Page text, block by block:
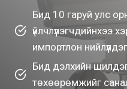
Бид 10 гаруй улс
үйлчлүүлэгчдийнхээ
импортлон нийлүүлдэг.
Бид дэлхийн
төхөөрөмжийг